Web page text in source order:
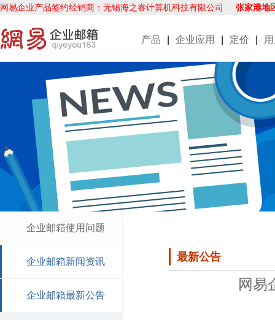
网易企业产品签约经销商：无锡海之睿计算机科技有限公司 张家港地
产品 企业应用 定价
企业邮箱使用问题
企业邮箱新闻资讯
企业邮箱最新公告
最新公告
网易